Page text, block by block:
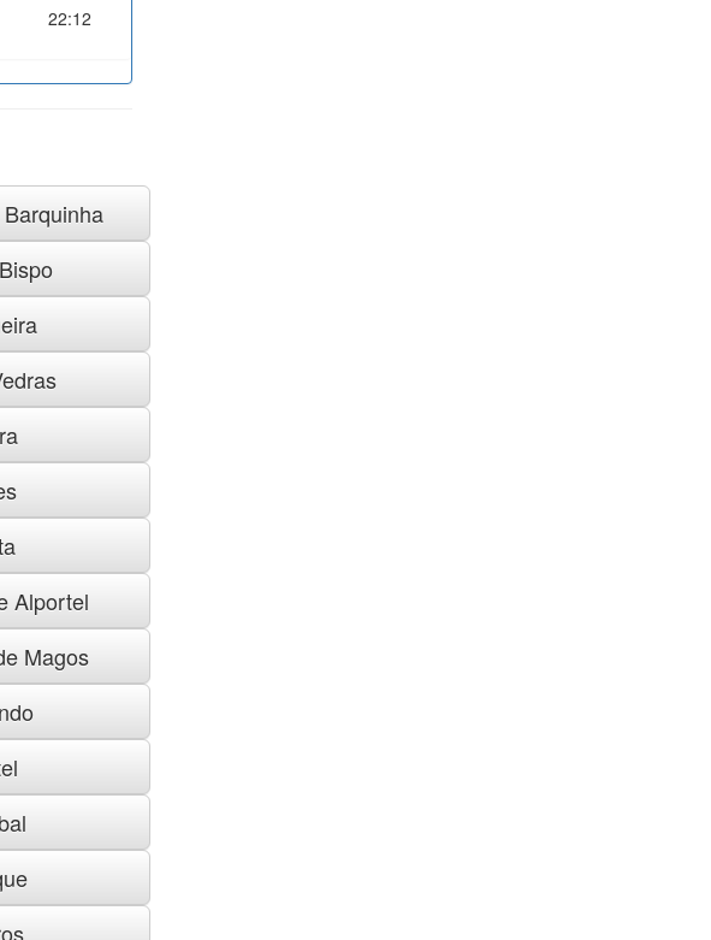
22:12
Alportel
Magos